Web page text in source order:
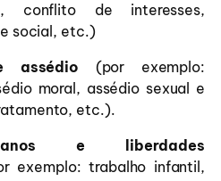
conflito de interesses,
social, etc.)
assédio (por exemplo:
moral, assédio sexual e
etc.).
e liberdades
exemplo: trabalho infantil,